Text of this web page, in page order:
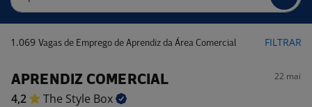
1.069 Vagas de Emprego de Aprendiz da Área Comercial FILTRAR
APRENDIZ COMERCIAL 22 mai
4,2 The Style Box